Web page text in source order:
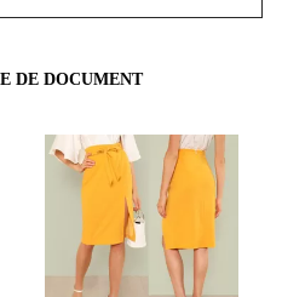
DE DOCUMENT